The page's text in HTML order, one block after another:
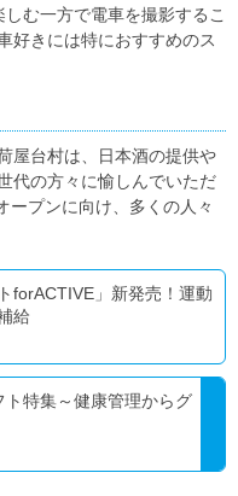
む一方で電車を撮影するこ
好きには特におすすめのス
屋台村は、日本酒の提供や
代の方々に愉しんでいただ
ープンに向け、多くの人々
forACTIVE」新発売！運動
給
特集～健康管理からグ